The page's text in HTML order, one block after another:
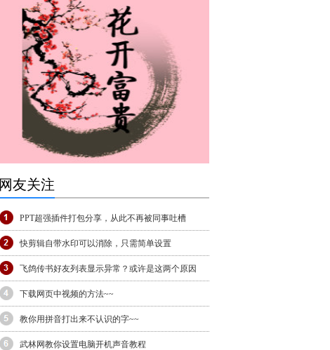
网友关注
PPT超强插件打包分享，从此不再被同事吐槽
快剪辑自带水印可以消除，只需简单设置
飞鸽传书好友列表显示异常？或许是这两个原因
下载网页中视频的方法~~
教你用拼音打出来不认识的字~~
武林网教你设置电脑开机声音教程